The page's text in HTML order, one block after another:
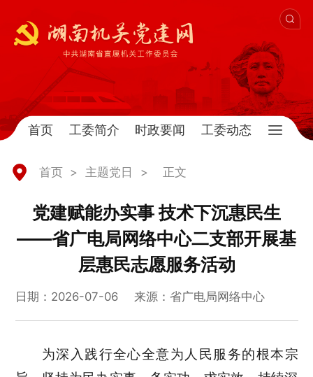
首页 工委简介 时政要闻 工委动态
首页 > 主题党日 > 正文
党建赋能办实事 技术下沉惠民生
——省广电局网络中心二支部开展基
层惠民志愿服务活动
日期：2026-07-06 来源：省广电局网络中心
为深入践行全心全意为人民服务的根本宗